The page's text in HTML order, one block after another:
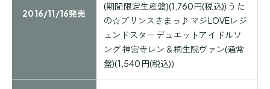
2016/11/16発売
(期間限定生産盤)(1,760円(税込)) うた
の☆プリンスさまっ♪ マジLOVEレジ
ェンドスター デュエットアイドルソ
ング 神宮寺レン＆桐生院ヴァン(通常
盤)(1,540円(税込))